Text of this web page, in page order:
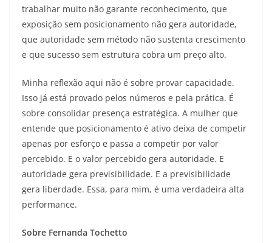
trabalhar muito não garante reconhecimento, que
exposição sem posicionamento não gera autoridade,
que autoridade sem método não sustenta crescimento
e que sucesso sem estrutura cobra um preço alto.
Minha reflexão aqui não é sobre provar capacidade.
Isso já está provado pelos números e pela prática. É
sobre consolidar presença estratégica. A mulher que
entende que posicionamento é ativo deixa de competir
apenas por esforço e passa a competir por valor
percebido. E o valor percebido gera autoridade. E
autoridade gera previsibilidade. E a previsibilidade
gera liberdade. Essa, para mim, é uma verdadeira alta
performance.
Sobre Fernanda Tochetto